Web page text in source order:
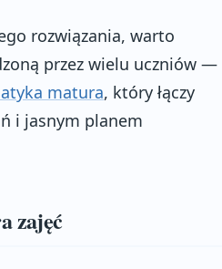
rozwiązania, warto
przez wielu uczniów —
matura, który łączy
i jasnym planem
zajęć